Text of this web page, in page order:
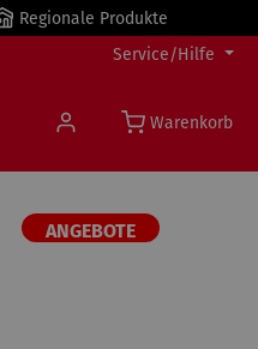
Regionale Produkte
Service/Hilfe
Warenkorb
ANGEBOTE